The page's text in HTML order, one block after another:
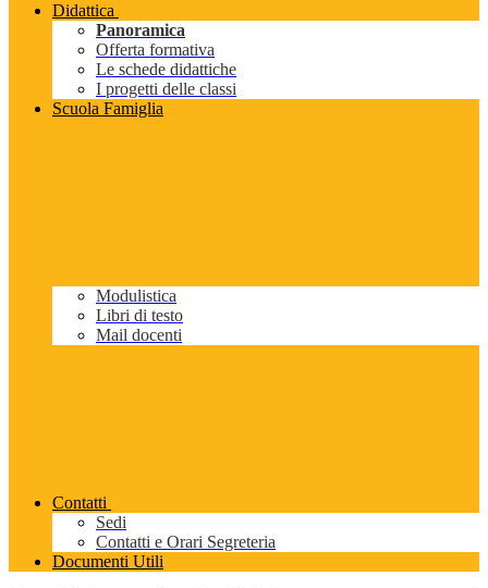
Didattica
Panoramica
Offerta formativa
Le schede didattiche
I progetti delle classi
Scuola Famiglia
Modulistica
Libri di testo
Mail docenti
Contatti
Sedi
Contatti e Orari Segreteria
Documenti Utili